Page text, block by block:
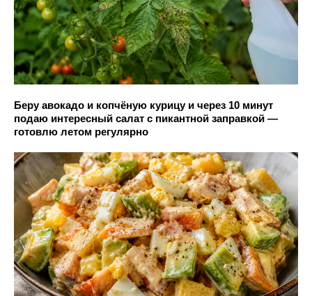
Беру авокадо и копчёную курицу и через 10 минут
подаю интересный салат с пикантной заправкой —
готовлю летом регулярно